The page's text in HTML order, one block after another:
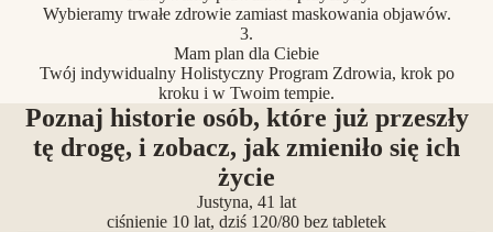
Wybieramy trwałe zdrowie zamiast maskowania objawów.
3.
Mam plan dla Ciebie
Twój indywidualny Holistyczny Program Zdrowia, krok po
kroku i w Twoim tempie.
Poznaj historie osób, które już przeszły
tę drogę, i zobacz, jak zmieniło się ich
życie
Justyna, 41 lat
ciśnienie 10 lat, dziś 120/80 bez tabletek